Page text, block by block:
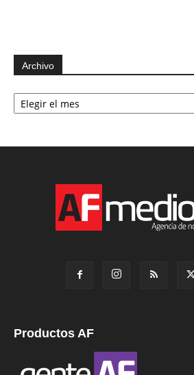
Archivo
Archivo
Productos AF